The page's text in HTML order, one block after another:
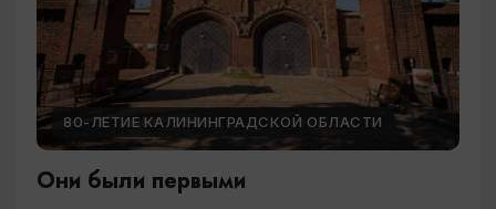
80-ЛЕТИЕ КАЛИНИНГРАДСКОЙ ОБЛАСТИ
Они были первыми